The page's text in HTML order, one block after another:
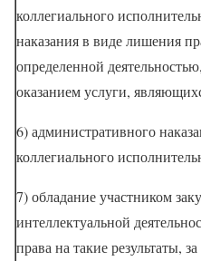
коллегиального
наказания в виде лишения
определенной
оказанием услуги,
6) административного
коллегиального
7) обладание участником
интеллектуальной
права на такие результаты,